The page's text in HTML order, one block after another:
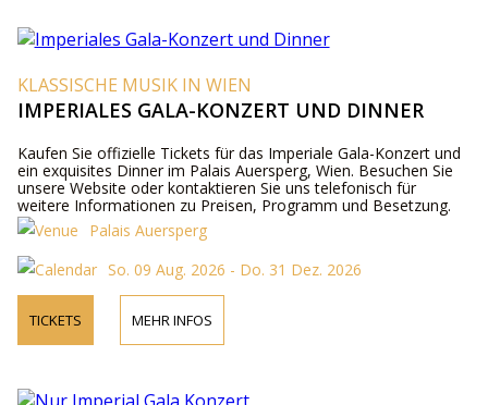
KLASSISCHE MUSIK IN WIEN
IMPERIALES GALA-KONZERT UND DINNER
Kaufen Sie offizielle Tickets für das Imperiale Gala-Konzert und
ein exquisites Dinner im Palais Auersperg, Wien. Besuchen Sie
unsere Website oder kontaktieren Sie uns telefonisch für
weitere Informationen zu Preisen, Programm und Besetzung.
Palais Auersperg
So. 09 Aug. 2026 - Do. 31 Dez. 2026
TICKETS MEHR INFOS